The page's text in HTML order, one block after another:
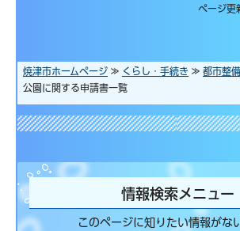
ページ更
焼津市ホームページ ≫ くらし・手続き ≫ 都市整
公園に関する申請書一覧
情報検索メニュー
このページに知りたい情報がな